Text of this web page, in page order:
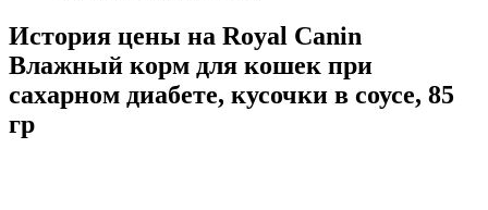
История цены на Royal Canin
Влажный корм для кошек при
сахарном диабете, кусочки в соусе, 85
гр